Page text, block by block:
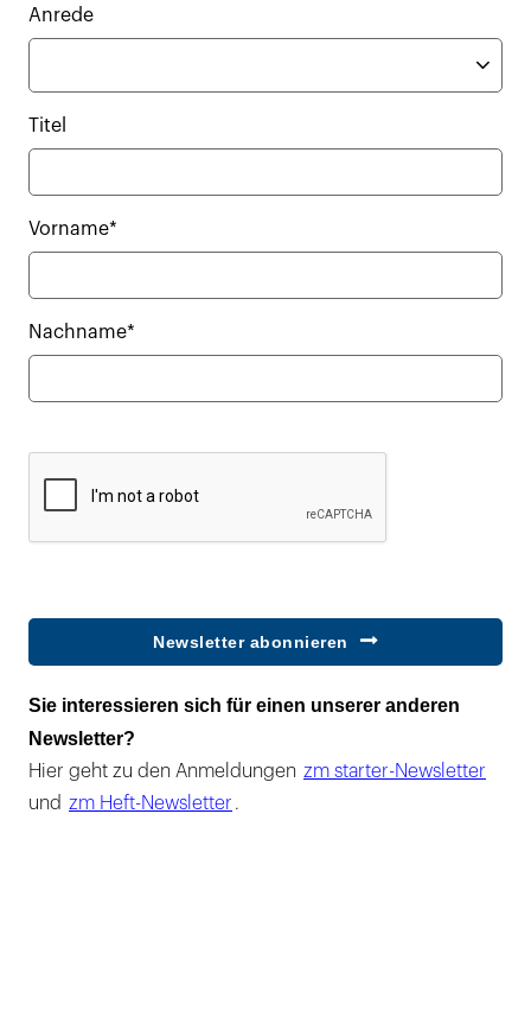
Anrede
Titel
Vorname*
Nachname*
Newsletter abonnieren
Sie interessieren sich für einen unserer anderen
Newsletter?
Hier geht zu den Anmeldungen zm starter-Newsletter
und zm Heft-Newsletter .